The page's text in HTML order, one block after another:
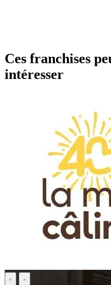
Ces franchises
intéresser